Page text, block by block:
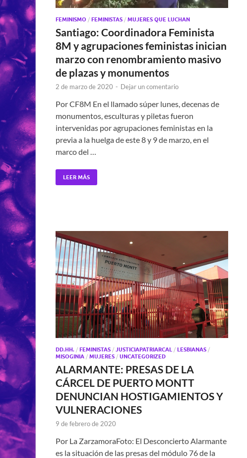
FEMINISMO / FEMINISTAS / MUJERES QUE LUCHAN
Santiago: Coordinadora Feminista
8M y agrupaciones feministas inician
marzo con renombramiento masivo
de plazas y monumentos
2 de marzo de 2020 - Dejar un comentario
Por CF8M En el llamado súper lunes, decenas de
monumentos, esculturas y piletas fueron
intervenidas por agrupaciones feministas en la
previa a la huelga de este 8 y 9 de marzo, en el
marco del …
LEER MÁS
DD.HH. / FEMINISTAS / JUSTICIAPATRIARCAL / LESBIANAS /
MISOGINIA / MUJERES / UNCATEGORIZED
ALARMANTE: PRESAS DE LA
CÁRCEL DE PUERTO MONTT
DENUNCIAN HOSTIGAMIENTOS Y
VULNERACIONES
9 de febrero de 2020
Por La ZarzamoraFoto: El Desconcierto Alarmante
es la situación de las presas del módulo 76 de la